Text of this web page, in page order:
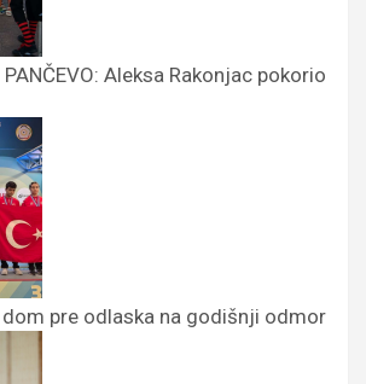
PANČEVO: Aleksa Rakonjac pokorio
pre odlaska na godišnji odmor